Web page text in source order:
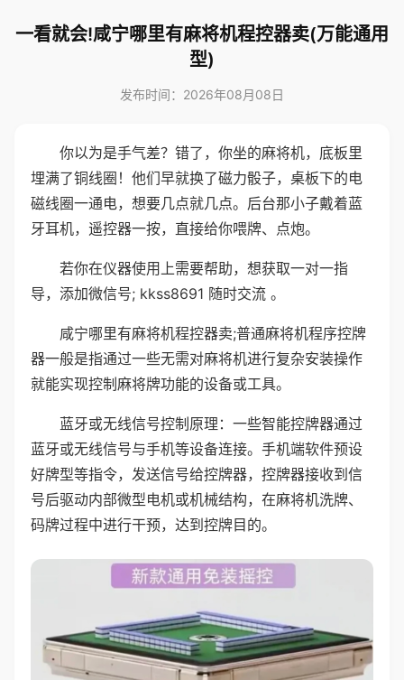
一看就会!咸宁哪里有麻将机程控器卖(万能通用
型)
发布时间：2026年08月08日
你以为是手气差？错了，你坐的麻将机，底板里
埋满了铜线圈！他们早就换了磁力骰子，桌板下的电
磁线圈一通电，想要几点就几点。后台那小子戴着蓝
牙耳机，遥控器一按，直接给你喂牌、点炮。
若你在仪器使用上需要帮助，想获取一对一指
导，添加微信号; kkss8691 随时交流 。
咸宁哪里有麻将机程控器卖;普通麻将机程序控牌
器一般是指通过一些无需对麻将机进行复杂安装操作
就能实现控制麻将牌功能的设备或工具。
蓝牙或无线信号控制原理：一些智能控牌器通过
蓝牙或无线信号与手机等设备连接。手机端软件预设
好牌型等指令，发送信号给控牌器，控牌器接收到信
号后驱动内部微型电机或机械结构，在麻将机洗牌、
码牌过程中进行干预，达到控牌目的。